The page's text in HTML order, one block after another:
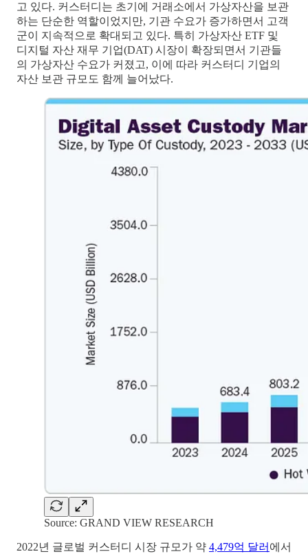
고 있다. 커스터디는 초기에 거래소에서 가상자산을 보관
하는 단순한 역할이었지만, 기관 수요가 증가하면서 고객
군이 지속적으로 확대되고 있다. 특히 가상자산 ETF 및
디지털 자산 재무 기업(DAT) 시장이 확장되면서 기관들
의 가상자산 수요가 커졌고, 이에 따라 커스터디 기업의
자산 보관 규모도 함께 늘어났다.
Source: GRAND VIEW RESEARCH
2022년 글로벌 커스터디 시장 규모가 약 4,479억 달러 에서